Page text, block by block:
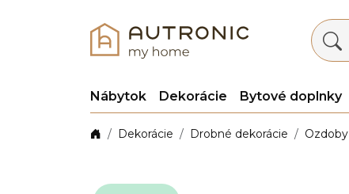
Nábytok Dekorácie Bytové doplnky
Dekorácie Drobné dekorácie Ozdoby